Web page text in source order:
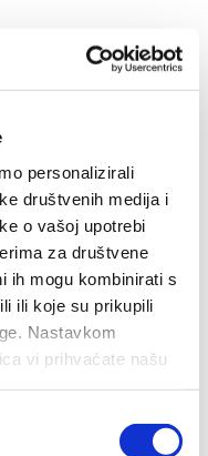
personalizirali
društvenih medija i
o vašoj upotrebi
za društvene
ih mogu kombinirati s
ili koje su prikupili
Nastavkom
vi prihvaćate našu
provjere znanja
Upravnom odjelu za
imovnog
zanimanja
studija
2020-2021
Pogonu za